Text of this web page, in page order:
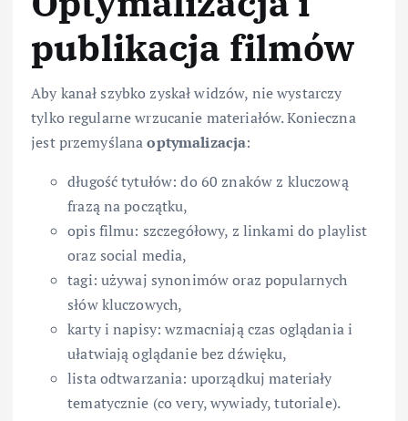
publikacja filmów
Aby kanał szybko zyskał widzów, nie wystarczy
tylko regularne wrzucanie materiałów. Konieczna
jest przemyślanaoptymalizacja:
długość tytułów: do 60 znaków z kluczową
frazą na początku,
opis filmu: szczegółowy, z linkami do playlist
oraz social media,
tagi: używaj synonimów oraz popularnych
słów kluczowych,
karty i napisy: wzmacniają czas oglądania i
ułatwiają oglądanie bez dźwięku,
lista odtwarzania: uporządkuj materiały
tematycznie (co very, wywiady, tutoriale).